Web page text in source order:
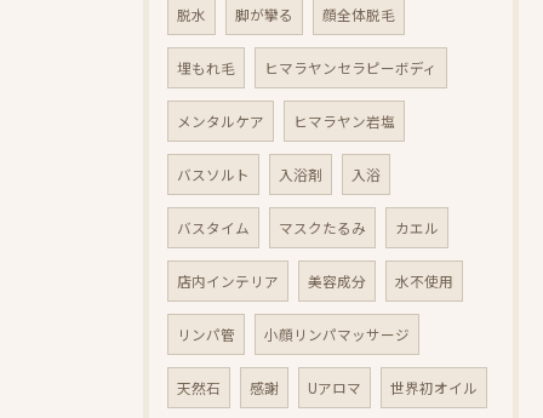
脱水 脚が攣る 顔全体脱毛
埋もれ毛 ヒマラヤンセラピーボディ
メンタルケア ヒマラヤン岩塩
バスソルト 入浴剤 入浴
バスタイム マスクたるみ カエル
店内インテリア 美容成分 水不使用
リンパ管 小顔リンパマッサージ
天然石 感謝 Uアロマ 世界初オイル